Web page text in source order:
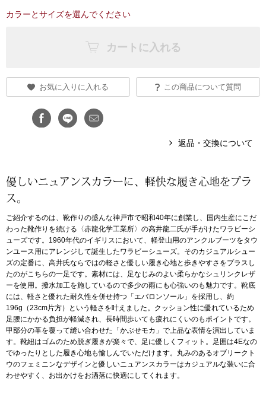
／チュニック
アクセサリー
ン雑貨
クラッチバッグ
リュック･バッ
ボストンバッグ
その他
シューズ
スリップオン
レースアップ
カラーとサイズを選んでください
カートに入れる
お気に入りに入れる この商品について質問
返品・交換について
優しいニュアンスカラーに、軽快な履き心地をプラ
ス。
ご紹介するのは、靴作りの盛んな神戸市で昭和40年に創業し、国内生産にこだ
わった靴作りを続ける〈赤龍化学工業所〉の高井龍二氏が手がけたワラビーシ
ューズです。1960年代のイギリスにおいて、軽登山用のアンクルブーツをタウ
ンユース用にアレンジして誕生したワラビーシューズ。そのカジュアルシュー
ズの定番に、高井氏ならではの軽さと優しい履き心地と歩きやすさをプラスし
たのがこちらの一足です。素材には、足なじみのよい柔らかなシュリンクレザ
ーを使用。撥水加工を施しているので多少の雨にも心強いのも魅力です。靴底
には、軽さと優れた耐久性を併せ持つ「エバロンソール」を採用し、約
196g（23cm片方）という軽さを叶えました。クッション性に優れているため
足腰にかかる負担が軽減され、長時間歩いても疲れにくいのもポイントです。
甲部分の革を覆って縫い合わせた「かぶせモカ」で上品な表情を演出していま
す。靴紐はゴムのため脱ぎ履きが楽々で、足に優しくフィット。足囲は4Eなの
でゆったりとした履き心地も愉しんでいただけます。丸みのあるオブリークト
ウのフェミニンなデザインと優しいニュアンスカラーはカジュアルな装いに合
わせやすく、お出かけをお洒落に快適にしてくれます。